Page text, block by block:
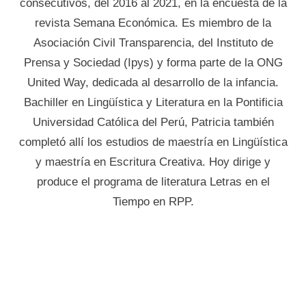
consecutivos, del 2016 al 2021, en la encuesta de la
revista Semana Económica. Es miembro de la
Asociación Civil Transparencia, del Instituto de
Prensa y Sociedad (Ipys) y forma parte de la ONG
United Way, dedicada al desarrollo de la infancia.
Bachiller en Lingüística y Literatura en la Pontificia
Universidad Católica del Perú, Patricia también
completó allí los estudios de maestría en Lingüística
y maestría en Escritura Creativa. Hoy dirige y
produce el programa de literatura Letras en el
Tiempo en RPP.